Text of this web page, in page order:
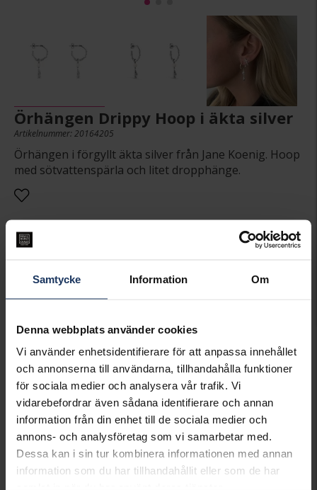
Samtycke Information Om
Denna webbplats använder cookies
Vi använder enhetsidentifierare för att anpassa innehållet
och annonserna till användarna, tillhandahålla funktioner
för sociala medier och analysera vår trafik. Vi
vidarebefordrar även sådana identifierare och annan
information från din enhet till de sociala medier och
annons- och analysföretag som vi samarbetar med.
Dessa kan i sin tur kombinera informationen med annan
information som du har tillhandahållit eller som de har
Örhängen Drippy Hoop i äkta silver
Artikelnummer: 20164205
Örhängen i förgyllt äkta silver från Jane Koenig. Hoop
med sötvattenspärla och litet dropphänge.
1 090:-
Artikel ingår i följande kampanjer:
Presentinslagning +29:-
LÄGG I VARUKORGEN
Lagervara.
Leveranstid 2-5 arbetsdagar.
Öppet köp i 30 dagar vid onlineköp.